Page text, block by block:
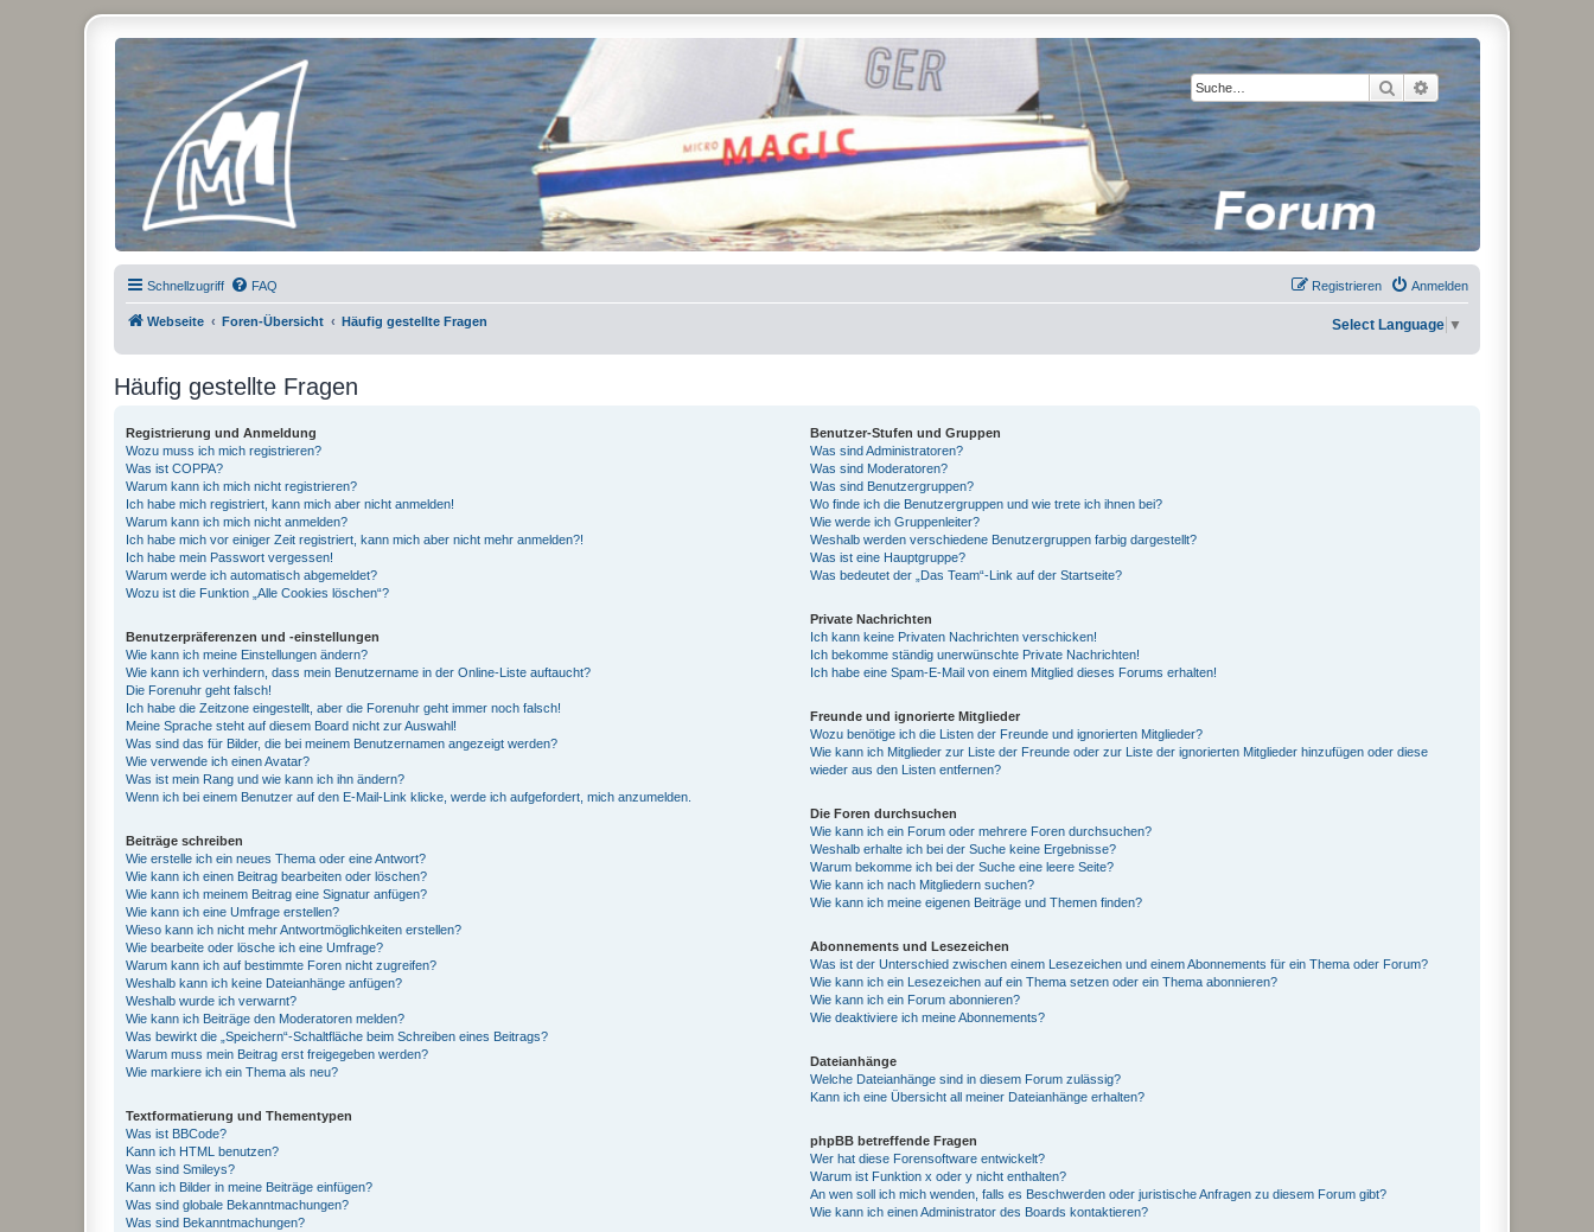
Suche Erweiterte Suche
Micro Magic Forum Deutschland
Schnellzugriff FAQ Anmelden
Registrieren
Webseite Foren-Übersicht Häufig gestellte Fragen Select Language ▼
Häufig gestellte Fragen
Registrierung und Anmeldung
Wozu muss ich mich registrieren?
Was ist COPPA?
Warum kann ich mich nicht registrieren?
Ich habe mich registriert, kann mich aber nicht anmelden!
Warum kann ich mich nicht anmelden?
Ich habe mich vor einiger Zeit registriert, kann mich aber nicht mehr anmelden?!
Ich habe mein Passwort vergessen!
Warum werde ich automatisch abgemeldet?
Wozu ist die Funktion „Alle Cookies löschen“?
Benutzerpräferenzen und -einstellungen
Wie kann ich meine Einstellungen ändern?
Wie kann ich verhindern, dass mein Benutzername in der Online-Liste auftaucht?
Die Forenuhr geht falsch!
Ich habe die Zeitzone eingestellt, aber die Forenuhr geht immer noch falsch!
Meine Sprache steht auf diesem Board nicht zur Auswahl!
Was sind das für Bilder, die bei meinem Benutzernamen angezeigt werden?
Wie verwende ich einen Avatar?
Was ist mein Rang und wie kann ich ihn ändern?
Wenn ich bei einem Benutzer auf den E-Mail-Link klicke, werde ich aufgefordert, mich anzumelden.
Beiträge schreiben
Wie erstelle ich ein neues Thema oder eine Antwort?
Wie kann ich einen Beitrag bearbeiten oder löschen?
Wie kann ich meinem Beitrag eine Signatur anfügen?
Wie kann ich eine Umfrage erstellen?
Wieso kann ich nicht mehr Antwortmöglichkeiten erstellen?
Wie bearbeite oder lösche ich eine Umfrage?
Warum kann ich auf bestimmte Foren nicht zugreifen?
Weshalb kann ich keine Dateianhänge anfügen?
Weshalb wurde ich verwarnt?
Wie kann ich Beiträge den Moderatoren melden?
Was bewirkt die „Speichern“-Schaltfläche beim Schreiben eines Beitrags?
Warum muss mein Beitrag erst freigegeben werden?
Wie markiere ich ein Thema als neu?
Textformatierung und Thementypen
Was ist BBCode?
Kann ich HTML benutzen?
Was sind Smileys?
Kann ich Bilder in meine Beiträge einfügen?
Was sind globale Bekanntmachungen?
Was sind Bekanntmachungen?
Benutzer-Stufen und Gruppen
Was sind Administratoren?
Was sind Moderatoren?
Was sind Benutzergruppen?
Wo finde ich die Benutzergruppen und wie trete ich ihnen bei?
Wie werde ich Gruppenleiter?
Weshalb werden verschiedene Benutzergruppen farbig dargestellt?
Was ist eine Hauptgruppe?
Was bedeutet der „Das Team“-Link auf der Startseite?
Private Nachrichten
Ich kann keine Privaten Nachrichten verschicken!
Ich bekomme ständig unerwünschte Private Nachrichten!
Ich habe eine Spam-E-Mail von einem Mitglied dieses Forums erhalten!
Freunde und ignorierte Mitglieder
Wozu benötige ich die Listen der Freunde und ignorierten Mitglieder?
Wie kann ich Mitglieder zur Liste der Freunde oder zur Liste der ignorierten Mitglieder hinzufügen oder diese
wieder aus den Listen entfernen?
Die Foren durchsuchen
Wie kann ich ein Forum oder mehrere Foren durchsuchen?
Weshalb erhalte ich bei der Suche keine Ergebnisse?
Warum bekomme ich bei der Suche eine leere Seite?
Wie kann ich nach Mitgliedern suchen?
Wie kann ich meine eigenen Beiträge und Themen finden?
Abonnements und Lesezeichen
Was ist der Unterschied zwischen einem Lesezeichen und einem Abonnements für ein Thema oder Forum?
Wie kann ich ein Lesezeichen auf ein Thema setzen oder ein Thema abonnieren?
Wie kann ich ein Forum abonnieren?
Wie deaktiviere ich meine Abonnements?
Dateianhänge
Welche Dateianhänge sind in diesem Forum zulässig?
Kann ich eine Übersicht all meiner Dateianhänge erhalten?
phpBB betreffende Fragen
Wer hat diese Forensoftware entwickelt?
Warum ist Funktion x oder y nicht enthalten?
An wen soll ich mich wenden, falls es Beschwerden oder juristische Anfragen zu diesem Forum gibt?
Wie kann ich einen Administrator des Boards kontaktieren?